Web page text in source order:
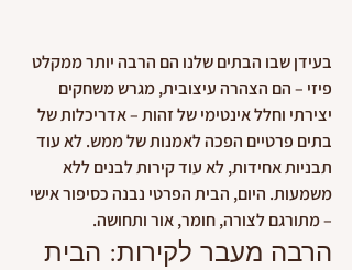
בעידן שבו הבתים שלנו הם הרבה יותר ממקלט
פיזי – הם הצהרה עיצובית, מגרש משחקים
יצירתי וחלל אינטימי של זהות – אדריכלות של
בתים פרטיים הפכה לאמנות של ממש. לא עוד
תבניות אחידות, לא עוד קירות לבנים ללא
משמעות. היום, הבית הפרטי נבנה כסיפור אישי
– מתורגם לצורה, חומר, אור ותחושה.
הרבה מעבר לקירות: הבית